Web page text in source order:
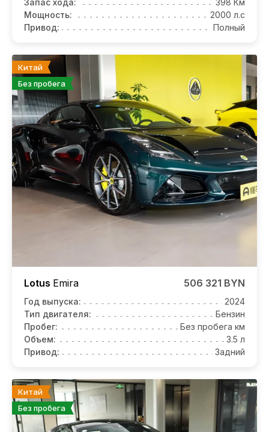
Мощность:
2000 л.с
Привод:
Полный
Китай
Без пробега
Lotus Emira 506 321 BYN
Год выпуска:
2024
Тип двигателя:
Бензин
Пробег:
Без пробега км
Объем:
3.5 л
Привод:
Задний
Китай
Без пробега